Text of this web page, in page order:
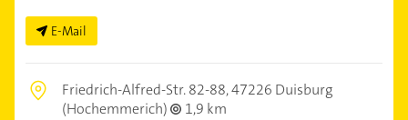
E-Mail
Friedrich-Alfred-Str. 82-88,47226 Duisburg
(Hochemmerich)
1,9 km